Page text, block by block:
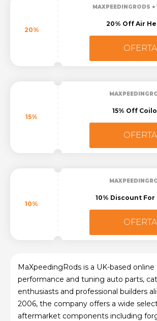
20%
MAXPEEDINGRODS
20% Off Air
OFERTA
15%
15% Off
OFERTA
10%
10% Discount
OFERTA
MaXpeedingRods is a UK-based online
performance and tuning auto parts,
enthusiasts and professional builders
2006, the company offers a wide
aftermarket components including